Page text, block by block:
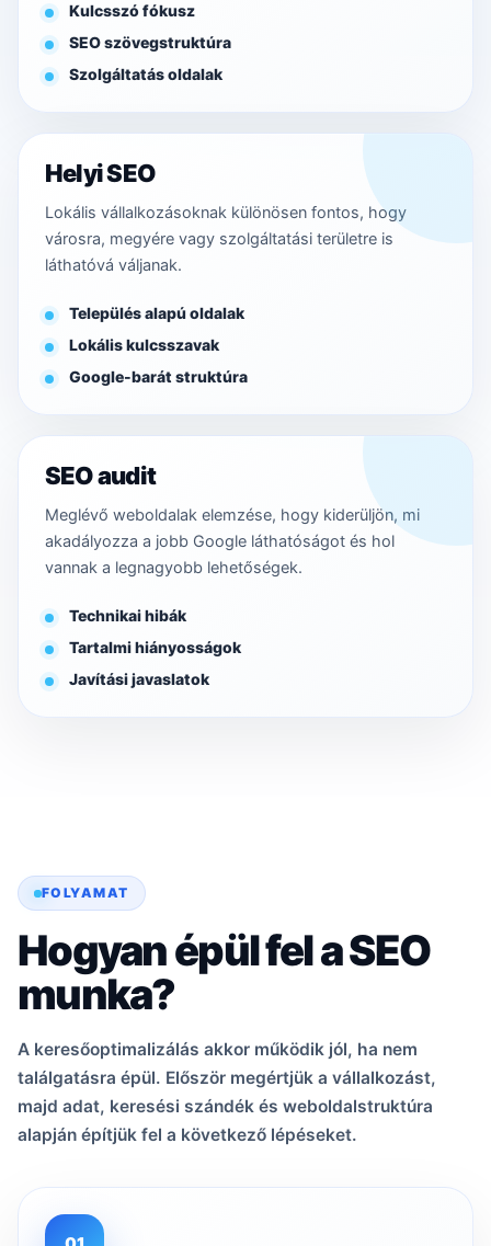
Kulcsszó fókusz
SEO szövegstruktúra
Szolgáltatás oldalak
Helyi SEO
Lokális vállalkozásoknak különösen fontos, hogy
városra, megyére vagy szolgáltatási területre is
láthatóvá váljanak.
Település alapú oldalak
Lokális kulcsszavak
Google-barát struktúra
SEO audit
Meglévő weboldalak elemzése, hogy kiderüljön, mi
akadályozza a jobb Google láthatóságot és hol
vannak a legnagyobb lehetőségek.
Technikai hibák
Tartalmi hiányosságok
Javítási javaslatok
FOLYAMAT
Hogyan épül fel a SEO
munka?
A keresőoptimalizálás akkor működik jól, ha nem
találgatásra épül. Először megértjük a vállalkozást,
majd adat, keresési szándék és weboldalstruktúra
alapján építjük fel a következő lépéseket.